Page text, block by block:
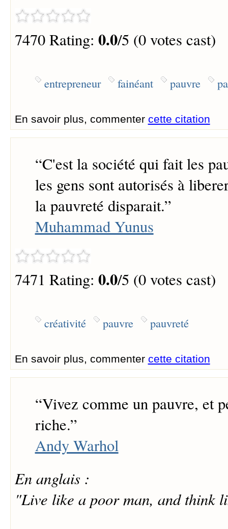
7470 Rating: 0.0/5 (0 votes cast)
entrepreneur fainéant pauvre
En savoir plus, commenter cette citation
“C'est la société qui fait les
les gens sont autorisés à
la pauvreté disparait.”
Muhammad Yunus
7471 Rating: 0.0/5 (0 votes cast)
créativité pauvre pauvreté
En savoir plus, commenter cette citation
“Vivez comme un pauvre, et
riche.”
Andy Warhol
En anglais :
"Live like a poor man, and think